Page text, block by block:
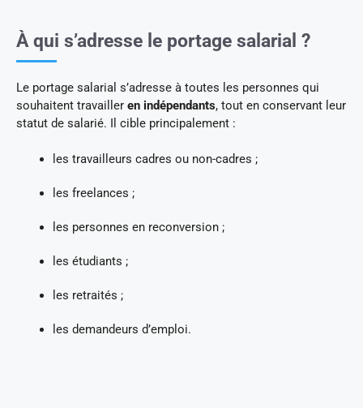
À qui s’adresse le portage salarial ?
Le portage salarial s’adresse à toutes les personnes qui
souhaitent travailler en indépendants, tout en conservant leur
statut de salarié. Il cible principalement :
les travailleurs cadres ou non-cadres ;
les freelances ;
les personnes en reconversion ;
les étudiants ;
les retraités ;
les demandeurs d’emploi.